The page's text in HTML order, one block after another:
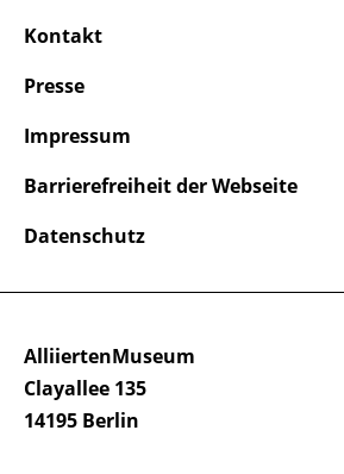
AlliiertenMuseum
Clayallee 135
14195 Berlin
Kontakt
Presse
Impressum
Barrierefreiheit der Webseite
Datenschutz